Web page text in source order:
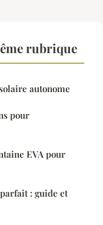
rubrique
autonome
pour
EVA pour
: guide et